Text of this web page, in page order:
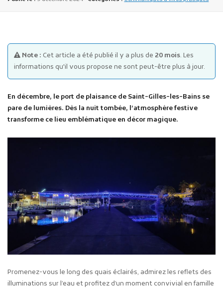
Marchés publics
Projets financés par l'Europe
Note : Cet article a été publié il y a plus de 20 mois. Les
informations qu'il vous propose ne sont peut-être plus à jour.
En décembre, le port de plaisance de Saint-Gilles-les-Bains se
pare de lumières. Dès la nuit tombée, l’atmosphère festive
transforme ce lieu emblématique en décor magique.
Promenez-vous le long des quais éclairés, admirez les reflets des
illuminations sur l’eau et profitez d’un moment convivial en famille